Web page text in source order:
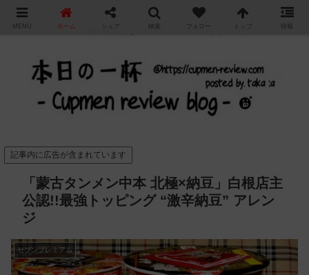
カップ麺の新商品をレビュー / アレンジするブログ
記事内に広告が含まれています
「蒙古タンメン中本 北極×納豆」白根店主
公認!!最強トッピング “激辛納豆” アレン
ジ
セブンプレミアム
MENU ホーム シェア 検索 フォロー トップ 情報